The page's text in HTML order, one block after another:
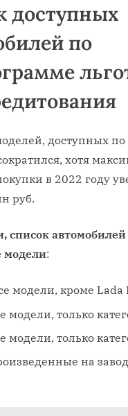
доступных
по
доступных
хотя
в 2022 году
руб.
список
модели:
модели, кроме Lada
модели, только
модели, только
на